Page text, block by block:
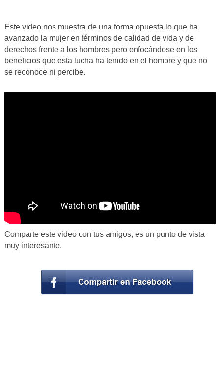
Este video nos muestra de una forma opuesta lo que ha
avanzado la mujer en términos de calidad de vida y de
derechos frente a los hombres pero enfocándose en los
beneficios que esta lucha ha tenido en el hombre y que no
se reconoce ni percibe.
Comparte este video con tus amigos, es un punto de vista
muy interesante.